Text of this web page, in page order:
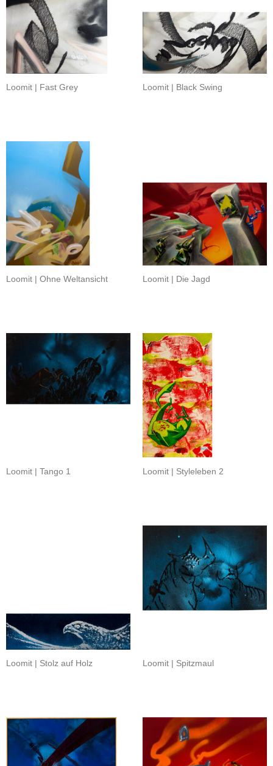
Loomit | Fast Grey Loomit | Black Swing
Loomit | Ohne Weltansicht Loomit | Die Jagd
Loomit | Tango 1 Loomit | Styleleben 2
Loomit | Stolz auf Holz Loomit | Spitzmaul